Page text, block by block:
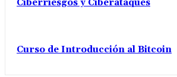
Ciberriesgos y Ciberataques
Curso de Introducción al Bitcoin